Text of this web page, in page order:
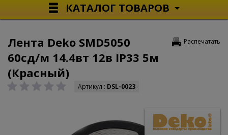
КАТАЛОГ ТОВАРОВ
Распечатать
Лента Deko SMD5050
60сд/м 14.4вт 12в IP33 5м
(Красный)
Артикул : DSL-0023